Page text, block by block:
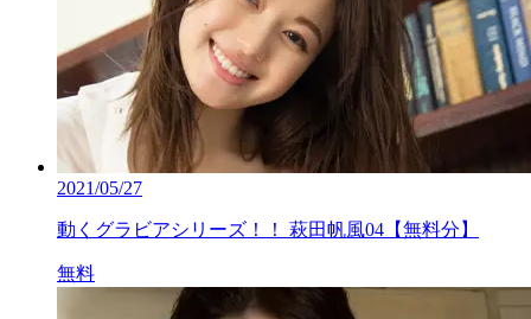
2021/05/27
動くグラビアシリーズ！！ 萩田帆風04【無料分】
無料